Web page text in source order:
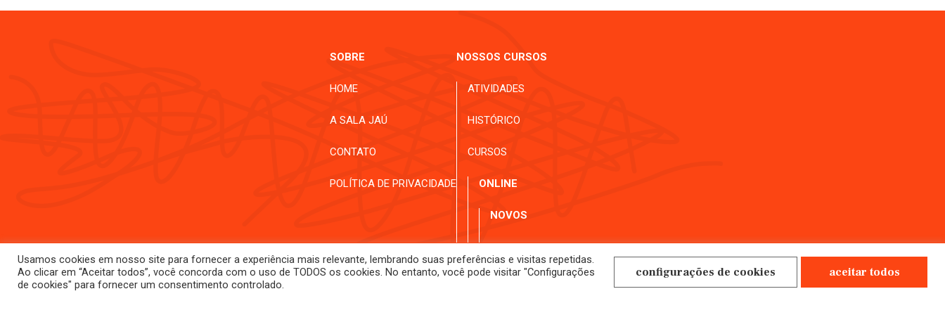
SOBRE
HOME
A SALA JAÚ
CONTATO
POLÍTICA DE PRIVACIDADE
NOSSOS CURSOS
ATIVIDADES
HISTÓRICO
CURSOS
ONLINE
NOVOS
EM ANDAMENTO
CURSOS PRESENCIAIS
Usamos cookies em nosso site para fornecer a experiência mais relevante, lembrando suas preferências e visitas repetidas.
Ao clicar em “Aceitar todos”, você concorda com o uso de TODOS os cookies. No entanto, você pode visitar "Configurações
de cookies" para fornecer um consentimento controlado.
configurações de cookies aceitar todos